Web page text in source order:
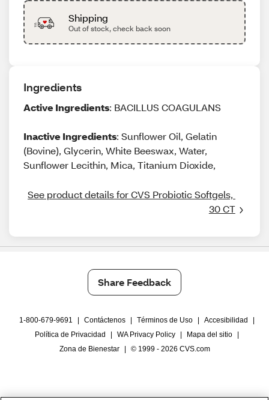
Shipping
Out of stock, check back soon
Ingredients
Active Ingredients: BACILLUS COAGULANS
Inactive Ingredients: Sunflower Oil, Gelatin
(Bovine), Glycerin, White Beeswax, Water,
Sunflower Lecithin, Mica, Titanium Dioxide,
See product details for CVS Probiotic Softgels,
30 CT
Share Feedback
1-800-679-9691 Contáctenos Términos de Uso Accesibilidad
Política de Privacidad
WA Privacy Policy Mapa del sitio
Zona de Bienestar
© 1999 - 2026 CVS.com